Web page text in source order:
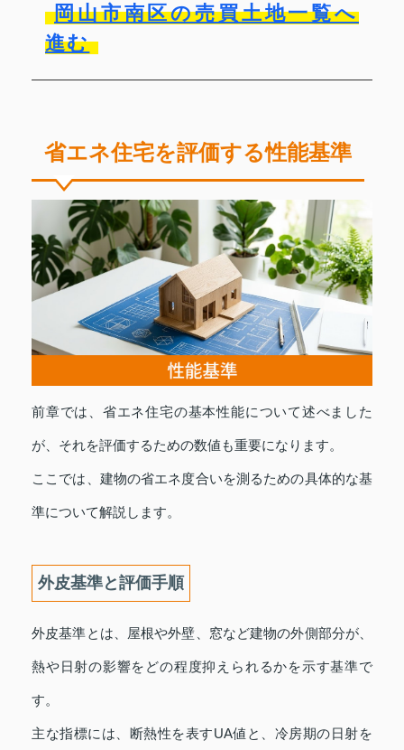
岡山市南区の売買土地一覧へ
進む
省エネ住宅を評価する性能基準
前章では、省エネ住宅の基本性能について述べました
が、それを評価するための数値も重要になります。
ここでは、建物の省エネ度合いを測るための具体的な基
準について解説します。
外皮基準と評価手順
外皮基準とは、屋根や外壁、窓など建物の外側部分が、
熱や日射の影響をどの程度抑えられるかを示す基準で
す。
主な指標には、断熱性を表すUA値と、冷房期の日射を